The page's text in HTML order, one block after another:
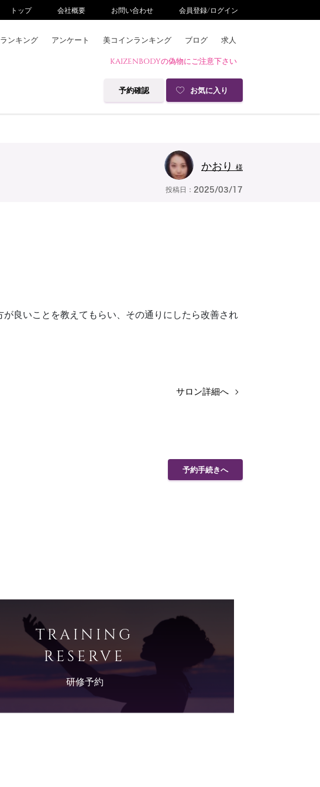
トップ 会社概要 お問い合わせ 会員登録/ログイン
ンキング アンケート 美コインランキング ブログ 求人
KAIZENBODYの偽物にご注意下さい
予約確認 お気に入り
かおり 様
投稿日： 2025/03/17
良いことを教えてもらい、その通りにしたら改善され
サロン詳細へ
予約手続きへ
TRAINING
RESERVE
研修予約